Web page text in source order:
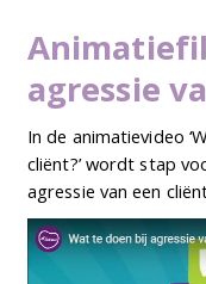
agressie
In de animatievideo
cliënt?’ wordt stap
agressie van een